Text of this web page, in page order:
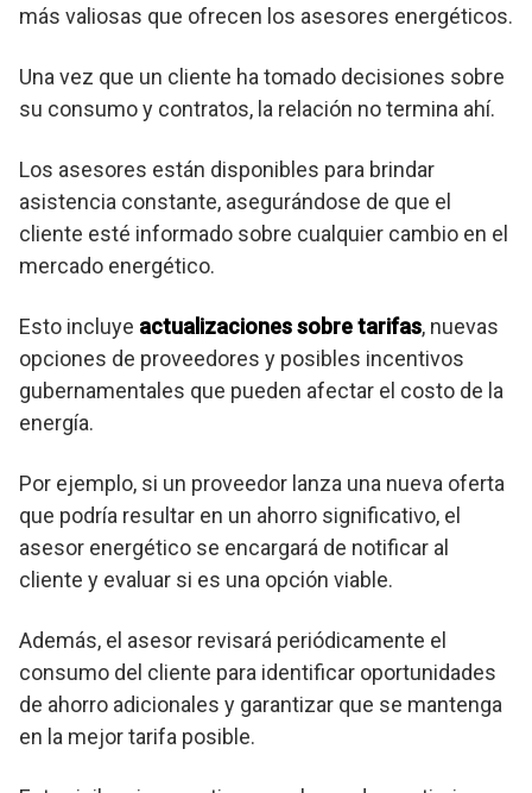
más valiosas que ofrecen los asesores energéticos.
Una vez que un cliente ha tomado decisiones sobre
su consumo y contratos, la relación no termina ahí.
Los asesores están disponibles para brindar
asistencia constante, asegurándose de que el
cliente esté informado sobre cualquier cambio en el
mercado energético.
Esto incluye actualizaciones sobre tarifas, nuevas
opciones de proveedores y posibles incentivos
gubernamentales que pueden afectar el costo de la
energía.
Por ejemplo, si un proveedor lanza una nueva oferta
que podría resultar en un ahorro significativo, el
asesor energético se encargará de notificar al
cliente y evaluar si es una opción viable.
Además, el asesor revisará periódicamente el
consumo del cliente para identificar oportunidades
de ahorro adicionales y garantizar que se mantenga
en la mejor tarifa posible.